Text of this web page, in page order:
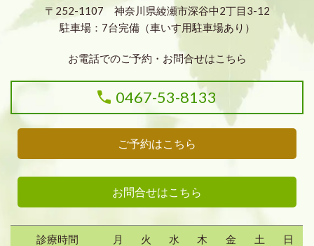
〒252-1107 神奈川県綾瀬市深谷中2丁目3-12
駐車場：7台完備（車いす用駐車場あり）
お電話でのご予約・お問合せはこちら
0467-53-8133
ご予約はこちら
お問合せはこちら
診療時間 月 火 水 木 金 土 日